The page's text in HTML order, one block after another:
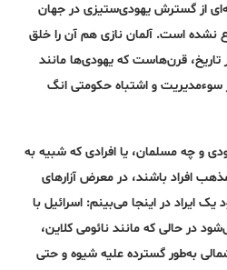
از گسترش یهودی‌ستیزی در جهان
نشده است. آلمان نازی هم آن را خلق
تاریخ، قرن‌هاست که یهودی‌ها مانند
سوءمدیریت و اشتباه حکومتی انگ
و چه مسلمان، یا افرادی که شبیه به
افراد باشند، در معرض آزارهای
یک ایراد در اینجا می‌بینم: اسرائیل با
در حالی که مانند نائومی کلاین،
به‌طور گسترده علیه شیوه و حتی